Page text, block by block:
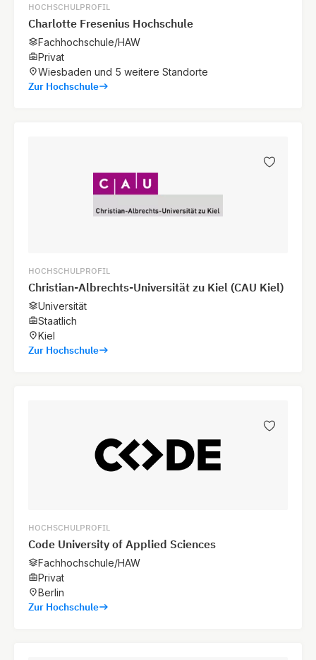
HOCHSCHULPROFIL
Charlotte Fresenius Hochschule
Fachhochschule/HAW
Privat
Wiesbaden und 5 weitere Standorte
Zur Hochschule
HOCHSCHULPROFIL
Christian-Albrechts-Universität zu Kiel (CAU Kiel)
Universität
Staatlich
Kiel
Zur Hochschule
HOCHSCHULPROFIL
Code University of Applied Sciences
Fachhochschule/HAW
Privat
Berlin
Zur Hochschule